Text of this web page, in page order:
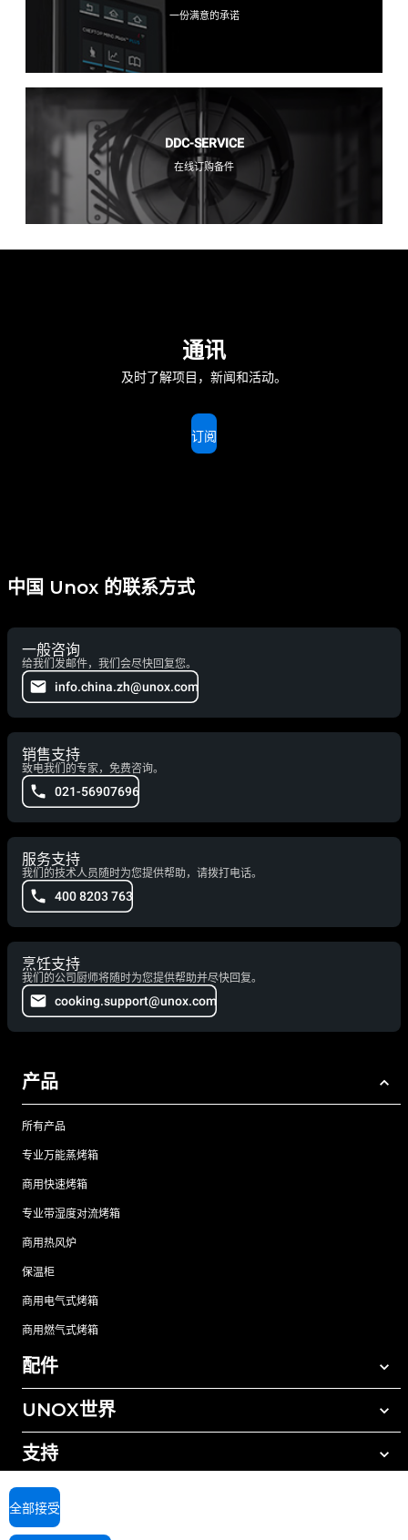
一份满意的承诺
DDC-SERVICE
在线订购备件
通讯
及时了解项目，新闻和活动。
订阅
中国 Unox 的联系方式
一般咨询
给我们发邮件，我们会尽快回复您。
info.china.zh@unox.com
销售支持
致电我们的专家，免费咨询。
021-56907696
服务支持
我们的技术人员随时为您提供帮助，请拨打电话。
400 8203 763
烹饪支持
我们的公司厨师将随时为您提供帮助并尽快回复。
cooking.support@unox.com
产品
所有产品
专业万能蒸烤箱
商用快速烤箱
专业带湿度对流烤箱
商用热风炉
保温柜
商用电气式烤箱
商用燃气式烤箱
配件
所有配件
手动清洗清洁剂
树脂过滤水处理
反渗透水处理
UNOX世界
我们在全球的办事处
支持
UNOX质保
查找经销商
全部接受